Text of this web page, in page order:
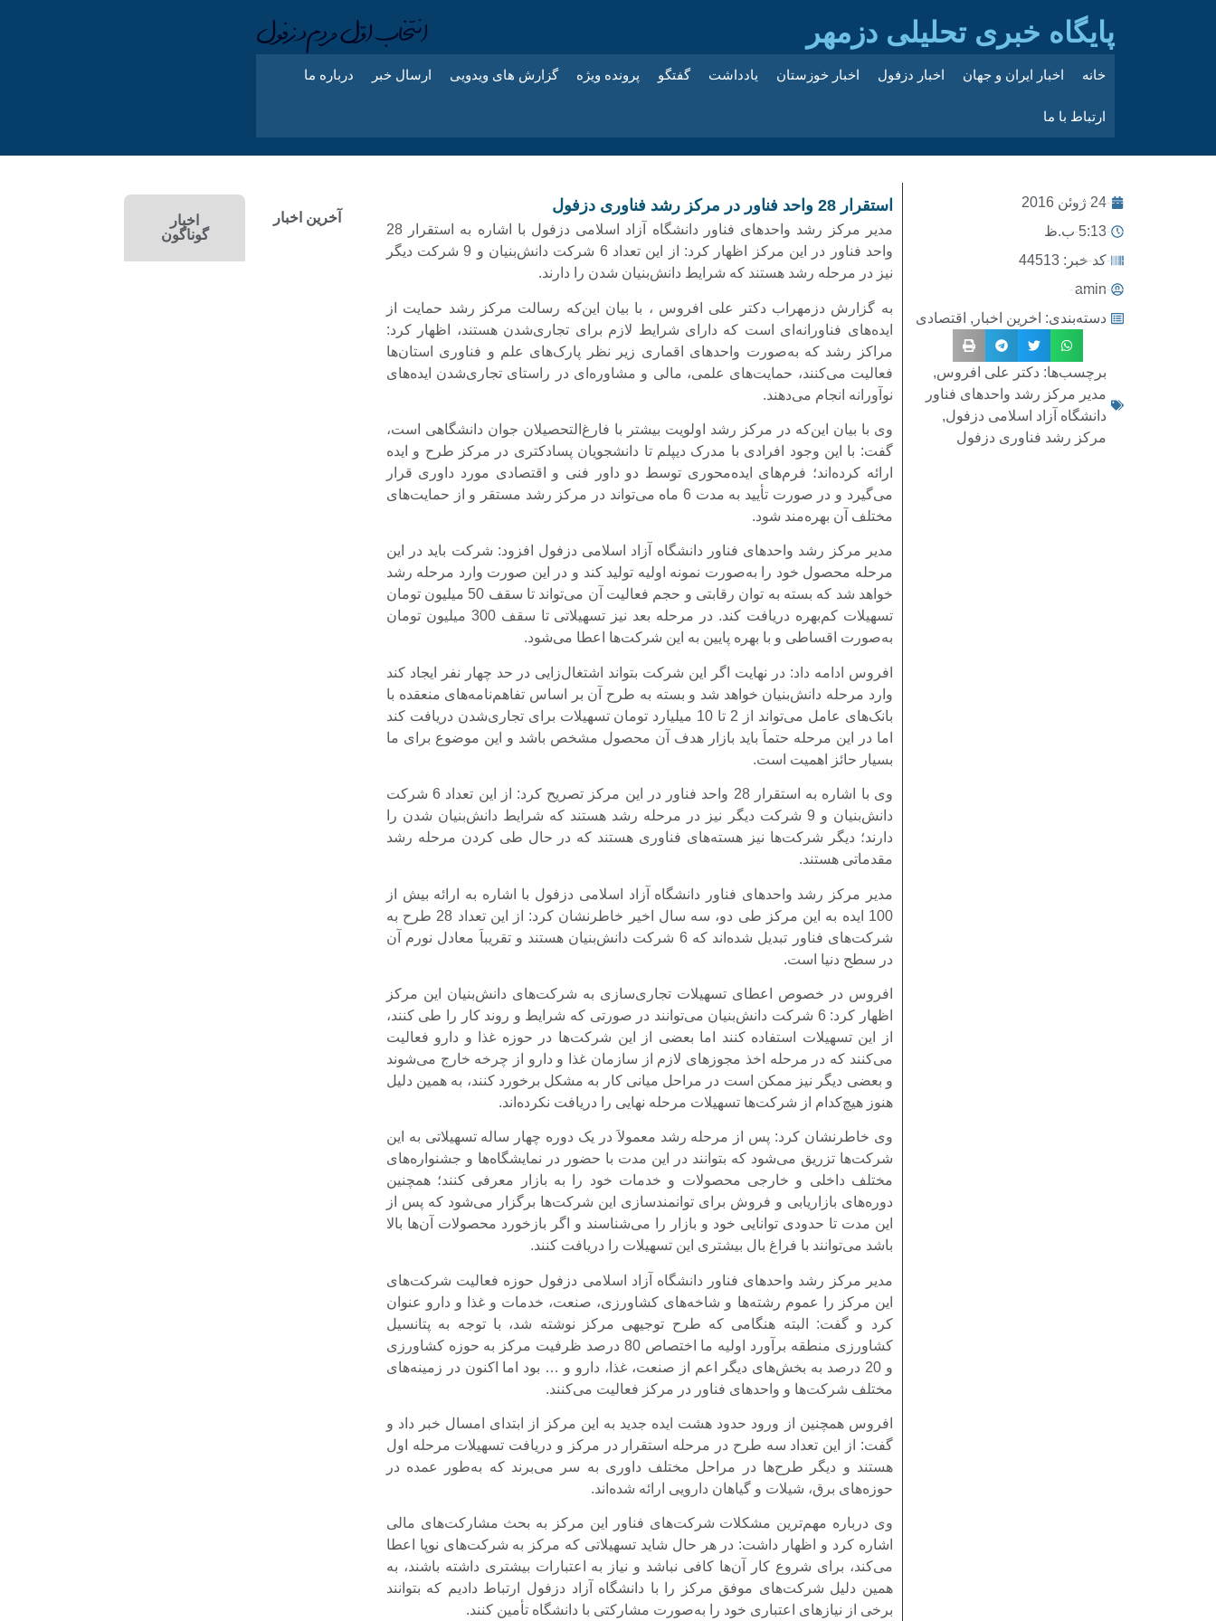
پایگاه خبری تحلیلی دزمهر
خانه اخبار ایران و جهان اخبار دزفول اخبار خوزستان یادداشت گفتگو پرونده ویژه گزارش های ویدویی ارسال خبر درباره ما
ارتباط با ما
24 ژوئن 2016
5:13 ب.ظ
کد خبر: 44513
amin
دسته‌بندی: اخرین اخبار , اقتصادی
برچسب‌ها: دکتر علی افروس,
مدیر مرکز رشد واحدهای فناور
دانشگاه آزاد اسلامی دزفول,
مرکز رشد فناوری دزفول
استقرار 28 واحد فناور در مرکز رشد فناوری دزفول
مدیر مرکز رشد واحدهای فناور دانشگاه آزاد اسلامی دزفول با اشاره به استقرار 28
واحد فناور در این مرکز اظهار کرد: از این تعداد 6 شرکت دانش‌بنیان و 9 شرکت دیگر
نیز در مرحله رشد هستند که شرایط دانش‌بنیان شدن را دارند.
به گزارش دزمهراب دکتر علی افروس ، با بیان این‌که رسالت مرکز رشد حمایت از
ایده‌های فناورانه‌ای است که دارای شرایط لازم برای تجاری‌شدن هستند، اظهار کرد:
مراکز رشد که به‌صورت واحدهای اقماری زیر نظر پارک‌های علم و فناوری استان‌ها
فعالیت می‌کنند، حمایت‌های علمی، مالی و مشاوره‌ای در راستای تجاری‌شدن ایده‌های
نوآورانه انجام می‌دهند.
وی با بیان این‌که در مرکز رشد اولویت بیشتر با فارغ‌التحصیلان جوان دانشگاهی است،
گفت: با این وجود افرادی با مدرک دیپلم تا دانشجویان پسادکتری در مرکز طرح و ایده
ارائه کرده‌اند؛ فرم‌های ایده‌محوری توسط دو داور فنی و اقتصادی مورد داوری قرار
می‌گیرد و در صورت تأیید به مدت 6 ماه می‌تواند در مرکز رشد مستقر و از حمایت‌های
مختلف آن بهره‌مند شود.
مدیر مرکز رشد واحدهای فناور دانشگاه آزاد اسلامی دزفول افزود: شرکت باید در این
مرحله محصول خود را به‌صورت نمونه اولیه تولید کند و در این صورت وارد مرحله رشد
خواهد شد که بسته به توان رقابتی و حجم فعالیت آن می‌تواند تا سقف 50 میلیون تومان
تسهیلات کم‌بهره دریافت کند. در مرحله بعد نیز تسهیلاتی تا سقف 300 میلیون تومان
به‌صورت اقساطی و با بهره پایین به این شرکت‌ها اعطا می‌شود.
افروس ادامه داد: در نهایت اگر این شرکت بتواند اشتغال‌زایی در حد چهار نفر ایجاد کند
وارد مرحله دانش‌بنیان خواهد شد و بسته به طرح آن بر اساس تفاهم‌نامه‌های منعقده با
بانک‌های عامل می‌تواند از 2 تا 10 میلیارد تومان تسهیلات برای تجاری‌شدن دریافت کند
اما در این مرحله حتماَ باید بازار هدف آن محصول مشخص باشد و این موضوع برای ما
بسیار حائز اهمیت است.
وی با اشاره به استقرار 28 واحد فناور در این مرکز تصریح کرد: از این تعداد 6 شرکت
دانش‌بنیان و 9 شرکت دیگر نیز در مرحله رشد هستند که شرایط دانش‌بنیان شدن را
دارند؛ دیگر شرکت‌ها نیز هسته‌های فناوری هستند که در حال طی کردن مرحله رشد
مقدماتی هستند.
مدیر مرکز رشد واحدهای فناور دانشگاه آزاد اسلامی دزفول با اشاره به ارائه بیش از
100 ایده به این مرکز طی دو، سه سال اخیر خاطرنشان کرد: از این تعداد 28 طرح به
شرکت‌های فناور تبدیل شده‌اند که 6 شرکت دانش‌بنیان هستند و تقریباَ معادل نورم آن
در سطح دنیا است.
افروس در خصوص اعطای تسهیلات تجاری‌سازی به شرکت‌های دانش‌بنیان این مرکز
اظهار کرد: 6 شرکت دانش‌بنیان می‌توانند در صورتی که شرایط و روند کار را طی کنند،
از این تسهیلات استفاده کنند اما بعضی از این شرکت‌ها در حوزه غذا و دارو فعالیت
می‌کنند که در مرحله اخذ مجوزهای لازم از سازمان غذا و دارو از چرخه خارج می‌شوند
و بعضی دیگر نیز ممکن است در مراحل میانی کار به مشکل برخورد کنند، به همین دلیل
هنوز هیچ‌کدام از شرکت‌ها تسهیلات مرحله نهایی را دریافت نکرده‌اند.
وی خاطرنشان کرد: پس از مرحله رشد معمولاَ در یک دوره چهار ساله تسهیلاتی به این
شرکت‌ها تزریق می‌شود که بتوانند در این مدت با حضور در نمایشگاه‌ها و جشنواره‌های
مختلف داخلی و خارجی محصولات و خدمات خود را به بازار معرفی کنند؛ همچنین
دوره‌های بازاریابی و فروش برای توانمندسازی این شرکت‌ها برگزار می‌شود که پس از
این مدت تا حدودی توانایی خود و بازار را می‌شناسند و اگر بازخورد محصولات آن‌ها بالا
باشد می‌توانند با فراغ بال بیشتری این تسهیلات را دریافت کنند.
مدیر مرکز رشد واحدهای فناور دانشگاه آزاد اسلامی دزفول حوزه فعالیت شرکت‌های
این مرکز را عموم رشته‌ها و شاخه‌های کشاورزی، صنعت، خدمات و غذا و دارو عنوان
کرد و گفت: البته هنگامی که طرح توجیهی مرکز نوشته شد، با توجه به پتانسیل
کشاورزی منطقه برآورد اولیه ما اختصاص 80 درصد ظرفیت مرکز به حوزه کشاورزی
و 20 درصد به بخش‌های دیگر اعم از صنعت، غذا، دارو و … بود اما اکنون در زمینه‌های
مختلف شرکت‌ها و واحدهای فناور در مرکز فعالیت می‌کنند.
افروس همچنین از ورود حدود هشت ایده جدید به این مرکز از ابتدای امسال خبر داد و
گفت: از این تعداد سه طرح در مرحله استقرار در مرکز و دریافت تسهیلات مرحله اول
هستند و دیگر طرح‌ها در مراحل مختلف داوری به سر می‌برند که به‌طور عمده در
حوزه‌های برق، شیلات و گیاهان دارویی ارائه شده‌اند.
وی درباره مهم‌ترین مشکلات شرکت‌های فناور این مرکز به بحث مشارکت‌های مالی
اشاره کرد و اظهار داشت: در هر حال شاید تسهیلاتی که مرکز به شرکت‌های نوپا اعطا
می‌کند، برای شروع کار آن‌ها کافی نباشد و نیاز به اعتبارات بیشتری داشته باشند، به
همین دلیل شرکت‌های موفق مرکز را با دانشگاه آزاد دزفول ارتباط دادیم که بتوانند
برخی از نیازهای اعتباری خود را به‌صورت مشارکتی با دانشگاه تأمین کنند.
آخرین اخبار
اخبار
گوناگون